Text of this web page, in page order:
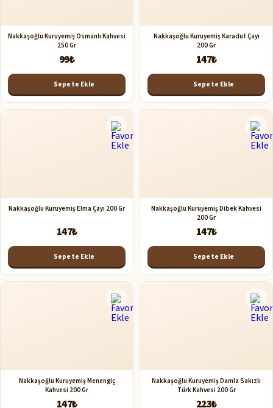
Nakkaşoğlu Kuruyemiş Osmanlı Kahvesi
250 Gr
99₺
Sepete Ekle
Nakkaşoğlu Kuruyemiş Karadut Çayı
200 Gr
147₺
Sepete Ekle
Nakkaşoğlu Kuruyemiş Elma Çayı 200 Gr
147₺
Sepete Ekle
Nakkaşoğlu Kuruyemiş Dibek Kahvesi
200 Gr
147₺
Sepete Ekle
Nakkaşoğlu Kuruyemiş Menengiç
Kahvesi 200 Gr
147₺
Nakkaşoğlu Kuruyemiş Damla Sakızlı
Türk Kahvesi 200 Gr
223₺